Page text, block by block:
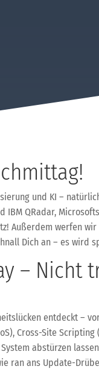
und KI –
IBM QRadar,
Außerdem werfen
Dich an – es wird
– Nicht
entdeckt –
Cross-Site Scripting
abstürzen lassen
ran ans Update-